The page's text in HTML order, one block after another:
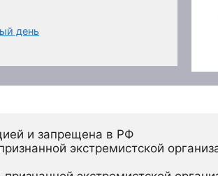
день
и запрещена в РФ
экстремистской